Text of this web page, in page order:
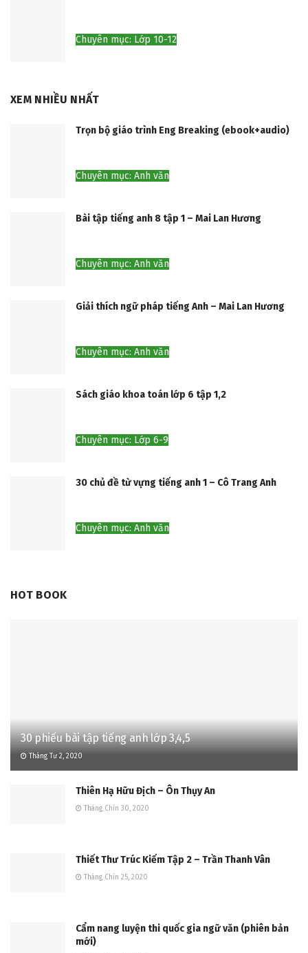
Chuyên mục: Lớp 10-12
XEM NHIỀU NHẤT
Trọn bộ giáo trình Eng Breaking (ebook+audio)
Chuyên mục: Anh văn
Bài tập tiếng anh 8 tập 1 – Mai Lan Hương
Chuyên mục: Anh văn
Giải thích ngữ pháp tiếng Anh – Mai Lan Hương
Chuyên mục: Anh văn
Sách giáo khoa toán lớp 6 tập 1,2
Chuyên mục: Lớp 6-9
30 chủ đề từ vựng tiếng anh 1 – Cô Trang Anh
Chuyên mục: Anh văn
HOT BOOK
30 phiếu bài tập tiếng anh lớp 3,4,5
Tháng Tư 2, 2020
Thiên Hạ Hữu Địch – Ôn Thụy An
Tháng Chín 30, 2020
Thiết Thư Trúc Kiếm Tập 2 – Trần Thanh Vân
Tháng Chín 25, 2020
Cẩm nang luyện thi quốc gia ngữ văn (phiên bản
mới)